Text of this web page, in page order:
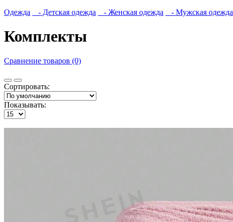
Одежда
- Детская одежда - Женская одежда - Мужская одежда
Комплекты
Сравнение товаров (0)
Сортировать:
Показывать: